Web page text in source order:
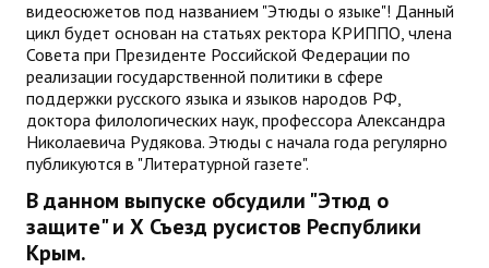
ИНСТИТУТ
Противодействие коррупции
В ПОМОЩЬ УЧИТЕЛЮ
Организация УВП
ГИА
видеосюжетов под названием "Этюды о языке"! Данный
цикл будет основан на статьях ректора КРИППО, члена
Совета при Президенте Российской Федерации по
реализации государственной политики в сфере
поддержки русского языка и языков народов РФ,
доктора филологических наук, профессора Александра
Николаевича Рудякова. Этюды с начала года регулярно
публикуются в "Литературной газете".
В данном выпуске обсудили "Этюд о
защите" и Х Съезд русистов Республики
Крым.